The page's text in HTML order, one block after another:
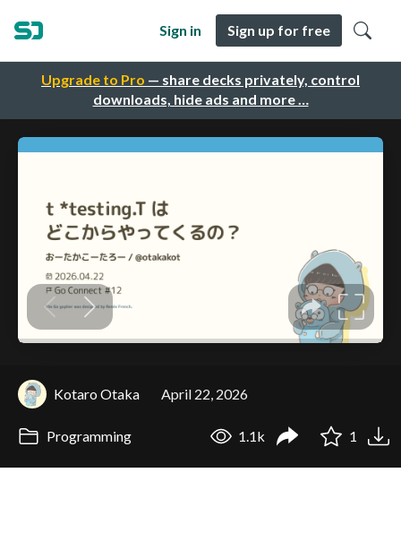
Upgrade to Pro — share decks privately, control
downloads, hide ads and more …
Sign in Sign up for free
Kotaro Otaka April 22, 2026
Programming 1.1k 1